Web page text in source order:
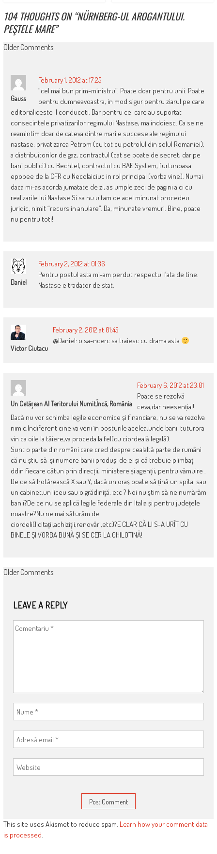
104 THOUGHTS ON “NÜRNBERG-UL AROGANTULUI.
PEŞTELE MARE”
COMMENT
Older Comments
Gauss
February 1, 2012 at 17:25
“cel mai bun prim-ministru”. Poate doar pentru unii. Poate
pentru dumneavoastra, in mod sigur pentru ziarul pe care
editorialiceste il conduceti. Dar pentru cei care au suportat
consecintele privatizarilor regimului Nastase, ma indoiesc. Ca se ne
reamintim doar de cateva dintre marile succese ale regimului
nastase: privatizarea Petrom (cu tot cu petrolul din solul Romaniei),
a distribuitorilor de gaz, contractul (cat se poate de secret, dar pe
bani publici) cu Bechtel, contractul cu BAE System, furtunoasa
epopee de la CFR cu Necolaiciuc in rol principal (vorba vine). Numai
daca mi-as acorda jumatate de zi, as umple zeci de pagini aici cu
realizarile lui Nastase.Si sa nu uitam de acel minunat procedeu
juridic, nimit “recurs in anulare”. Da, minunate vremuri. Bine, poate
nu pentru toti!
Daniel
February 2, 2012 at 01:36
Pentru postul asta mi-am perdut respectul fata de tine.
Nastase e tradator de stat.
Victor Ciutacu
February 2, 2012 at 01:45
@Daniel: o sa-ncerc sa traiesc cu drama asta
Un Cetățean Al Teritorului Numit,încă, România
February 6, 2012 at 23:01
Poate se rezolvă
ceva,dar neesențial!
Dacă nu vor schimba legile economice și financiare, nu se va rezolva
nimic.Indiferent cine va veni în posturile acelea,unde banii tuturora
vin ca oile la tăiere,va proceda la fel(cu ciordeală legală).
Sunt o parte din români care cred despre cealaltă parte de rumâni
că nu știu să-și numere banii produși de ei și că trebuie plimbați
ddin fiecare cătun prin direcții, ministere și agenții, pentru vămuire .
De ce să hotărească X sau Y, dacă un oraș poate să țină un spital sau
un cabinet,un liceu sau o grădiniță, etc ? Noi nu știm să ne numărăm
banii?De ce nu se aplică legile federale din Italia și pentru județele
noastre?Nu ne mai săturăm de
ciordeli(licitații,achiziții,renovări,etc)?E CLAR CĂ LI S-A URÎT CU
BINELE ȘI VORBA BUNĂ ȘI SE CER LA GHILOTINĂ!
COMMENT
Older Comments
LEAVE A REPLY
This site uses Akismet to reduce spam. Learn how your comment data
is processed.